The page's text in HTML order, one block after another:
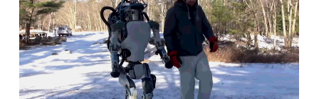
网
公
开